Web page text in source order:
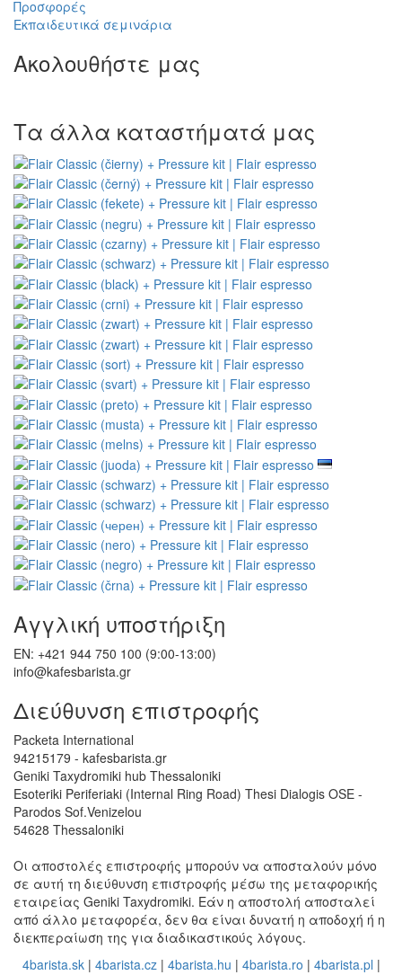
Προσφορές
Εκπαιδευτικά σεμινάρια
Ακολουθήστε μας
Τα άλλα καταστήματά μας
Αγγλική υποστήριξη
EN: +421 944 750 100 (9:00-13:00)
info@kafesbarista.gr
Διεύθυνση επιστροφής
Packeta International
94215179 - kafesbarista.gr
Geniki Taxydromiki hub Thessaloniki
Esoteriki Periferiaki (Internal Ring Road) Thesi Dialogis OSE -
Parodos Sof.Venizelou
54628 Thessaloniki
Οι αποστολές επιστροφής μπορούν να αποσταλούν μόνο
σε αυτή τη διεύθυνση επιστροφής μέσω της μεταφορικής
εταιρείας Geniki Taxydromiki. Εάν η αποστολή αποσταλεί
από άλλο μεταφορέα, δεν θα είναι δυνατή η αποδοχή ή η
διεκπεραίωση της για διαδικαστικούς λόγους.
4barista.sk| 4barista.cz| 4barista.hu | 4barista.ro | 4barista.pl |